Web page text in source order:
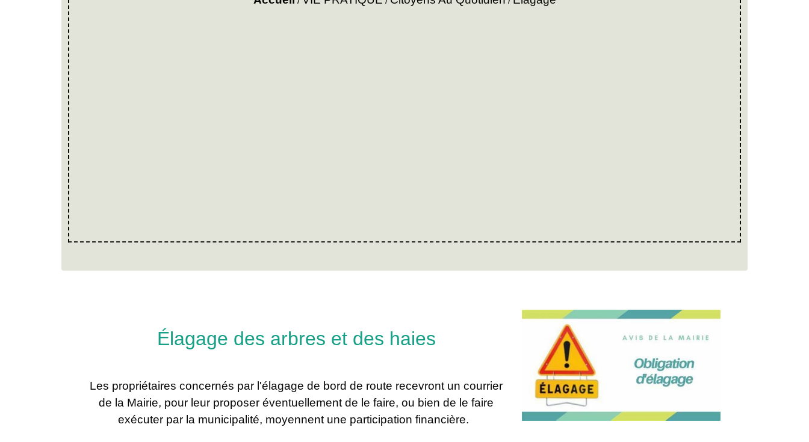
Élagage des arbres et des haies
Les propriétaires concernés par l'élagage de bord de route recevront un courrier
de la Mairie, pour leur proposer éventuellement de le faire, ou bien de le faire
exécuter par la municipalité, moyennent une participation financière.